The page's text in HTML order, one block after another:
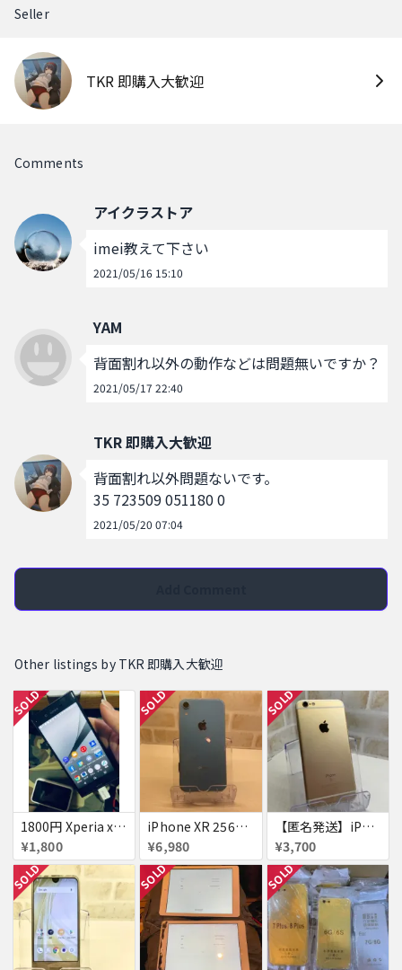
Seller
TKR 即購入大歓迎
Comments
アイクラストア
imei教えて下さい
2021/05/16 15:10
YAM
背面割れ以外の動作などは問題無いですか？
2021/05/17 22:40
TKR 即購入大歓迎
背面割れ以外問題ないです。
35 723509 051180 0
2021/05/20 07:04
Other listings by TKR 即購入大歓迎
SOLD
1800円 Xperia xz 601SO
¥1,800
SOLD
iPhone XR 256GB ブルー
¥6,980
SOLD
【匿名発送】iPhone6s 32GB Gold SIMフリー ジャンク
¥3,700
SOLD SOLD SOLD